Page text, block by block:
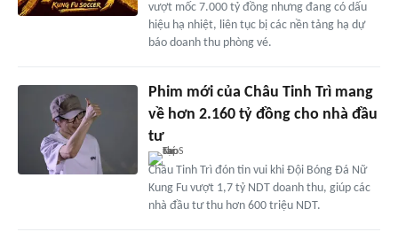
vượt mốc 7.000 tỷ đồng nhưng đang có dấu
hiệu hạ nhiệt, liên tục bị các nền tảng hạ dự
báo doanh thu phòng vé.
Phim mới của Châu Tinh Trì mang
về hơn 2.160 tỷ đồng cho nhà đầu
tư
Châu Tinh Trì đón tin vui khi Đội Bóng Đá Nữ
Kung Fu vượt 1,7 tỷ NDT doanh thu, giúp các
nhà đầu tư thu hơn 600 triệu NDT.